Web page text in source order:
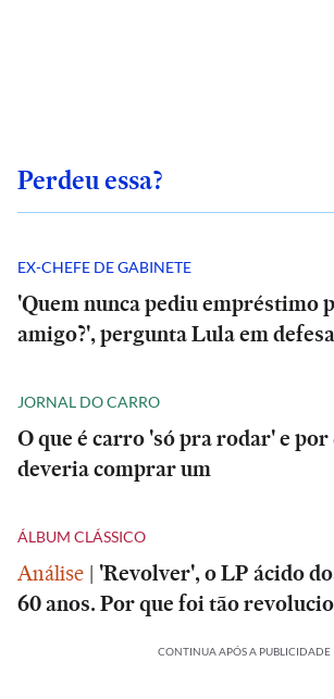
Perdeu essa?
EX-CHEFE DE GABINETE
'Quem nunca pediu empréstimo
amigo?', pergunta Lula em
JORNAL DO CARRO
O que é carro 'só pra rodar' e por
deveria comprar um
ÁLBUM CLÁSSICO
Análise | 'Revolver', o LP ácido
60 anos. Por que foi tão
CONTINUA APÓS A PUBLICIDADE